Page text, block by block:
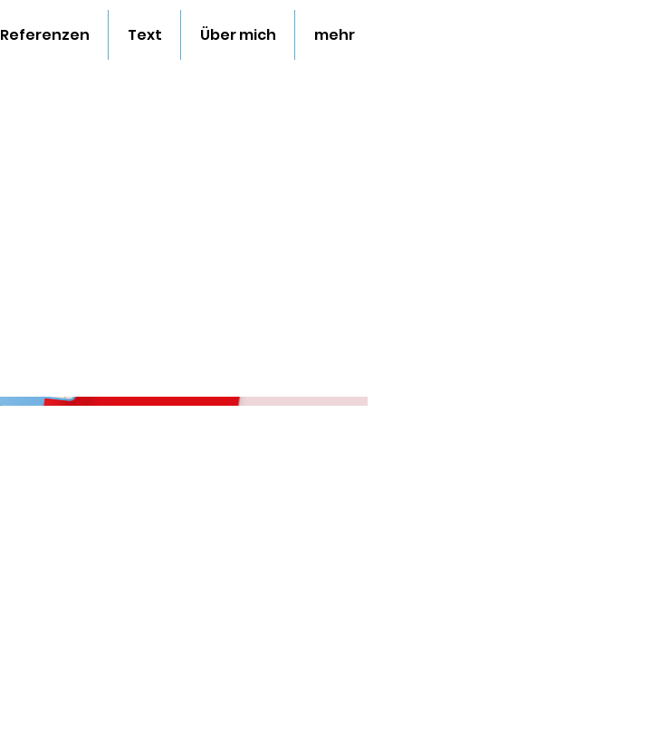
Referenzen Text Über mich mehr